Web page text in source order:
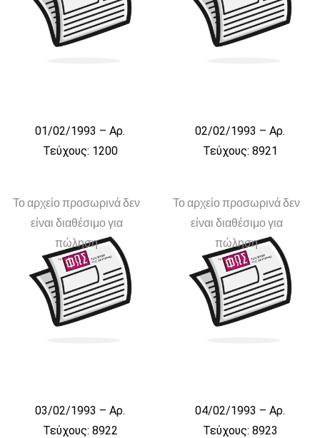
01/02/1993 – Αρ.
Τεύχους: 1200
02/02/1993 – Αρ.
Τεύχους: 8921
Το αρχείο προσωρινά δεν
είναι διαθέσιμο για
πώληση
03/02/1993 – Αρ.
Τεύχους: 8922
Το αρχείο προσωρινά δεν
είναι διαθέσιμο για
πώληση
04/02/1993 – Αρ.
Τεύχους: 8923